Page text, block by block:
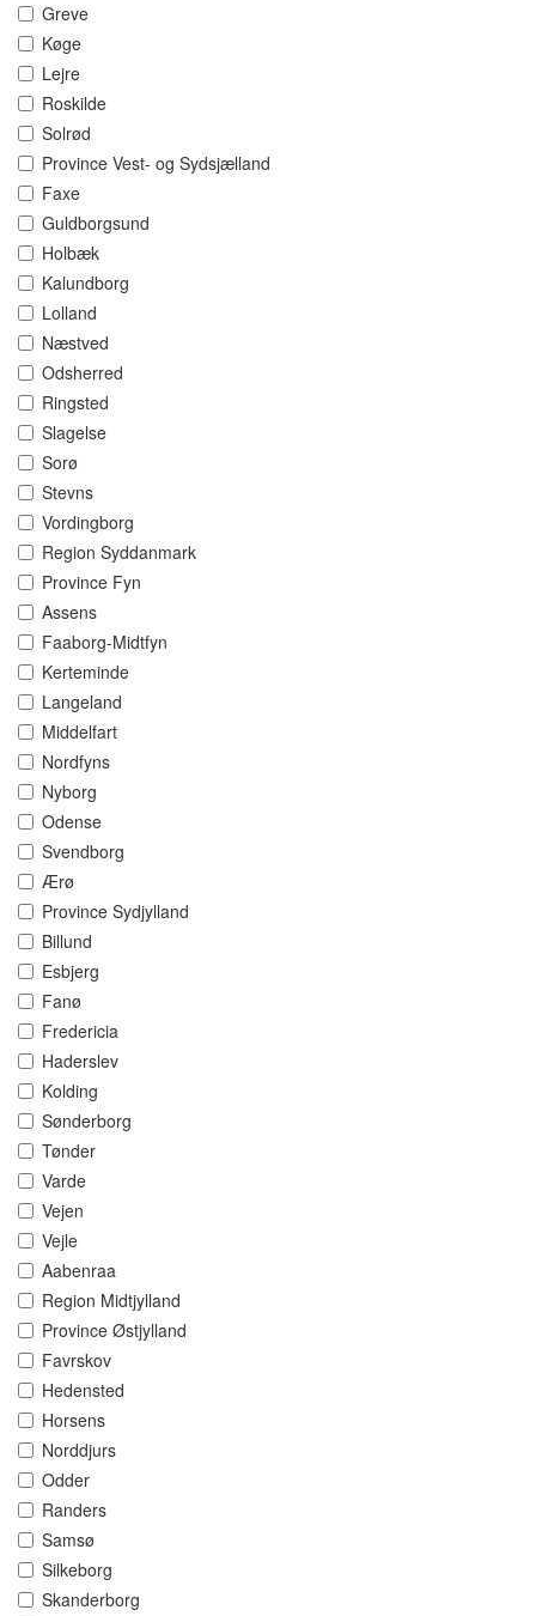
Greve
Køge
Lejre
Roskilde
Solrød
Province Vest- og Sydsjælland
Faxe
Guldborgsund
Holbæk
Kalundborg
Lolland
Næstved
Odsherred
Ringsted
Slagelse
Sorø
Stevns
Vordingborg
Region Syddanmark
Province Fyn
Assens
Faaborg-Midtfyn
Kerteminde
Langeland
Middelfart
Nordfyns
Nyborg
Odense
Svendborg
Ærø
Province Sydjylland
Billund
Esbjerg
Fanø
Fredericia
Haderslev
Kolding
Sønderborg
Tønder
Varde
Vejen
Vejle
Aabenraa
Region Midtjylland
Province Østjylland
Favrskov
Hedensted
Horsens
Norddjurs
Odder
Randers
Samsø
Silkeborg
Skanderborg